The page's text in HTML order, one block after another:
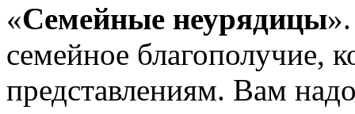
«Семейные неурядицы
семейное благополучие,
представлениям. Вам